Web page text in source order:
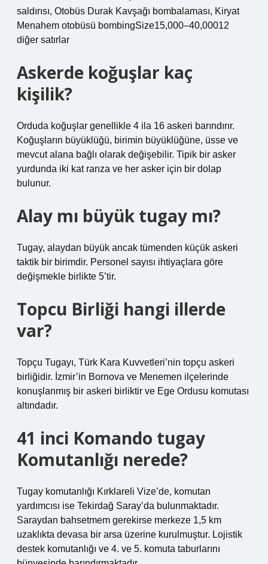
saldırısı, Otobüs Durak Kavşağı bombalaması, Kiryat
Menahem otobüsü bombingSize15,000–40,00012
diğer satırlar
Askerde koğuşlar kaç
kişilik?
Orduda koğuşlar genellikle 4 ila 16 askeri barındırır.
Koğuşların büyüklüğü, birimin büyüklüğüne, üsse ve
mevcut alana bağlı olarak değişebilir. Tipik bir asker
yurdunda iki kat ranza ve her asker için bir dolap
bulunur.
Alay mı büyük tugay mı?
Tugay, alaydan büyük ancak tümenden küçük askeri
taktik bir birimdir. Personel sayısı ihtiyaçlara göre
değişmekle birlikte 5’tir.
Topcu Birliği hangi illerde
var?
Topçu Tugayı, Türk Kara Kuvvetleri’nin topçu askeri
birliğidir. İzmir’in Bornova ve Menemen ilçelerinde
konuşlanmış bir askeri birliktir ve Ege Ordusu komutası
altındadır.
41 inci Komando tugay
Komutanlığı nerede?
Tugay komutanlığı Kırklareli Vize’de, komutan
yardımcısı ise Tekirdağ Saray’da bulunmaktadır.
Saraydan bahsetmem gerekirse merkeze 1,5 km
uzaklıkta devasa bir arsa üzerine kurulmuştur. Lojistik
destek komutanlığı ve 4. ve 5. komuta taburlarını